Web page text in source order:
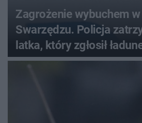
Zagrożenie wybuchem w
Swarzędzu. Policja
latka, który zgłosił
aucie